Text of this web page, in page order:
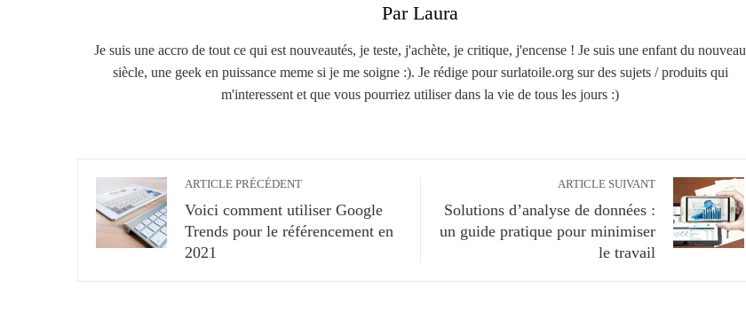
Par Laura
Je suis une accro de tout ce qui est nouveautés, je teste, j'achète, je critique, j'encense ! Je suis une enfant du nouveau
siècle, une geek en puissance meme si je me soigne :). Je rédige pour surlatoile.org sur des sujets / produits qui
m'interessent et que vous pourriez utiliser dans la vie de tous les jours :)
ARTICLE PRÉCÉDENT
Voici comment utiliser Google
Trends pour le référencement en
2021
ARTICLE SUIVANT
Solutions d’analyse de données :
un guide pratique pour minimiser
le travail